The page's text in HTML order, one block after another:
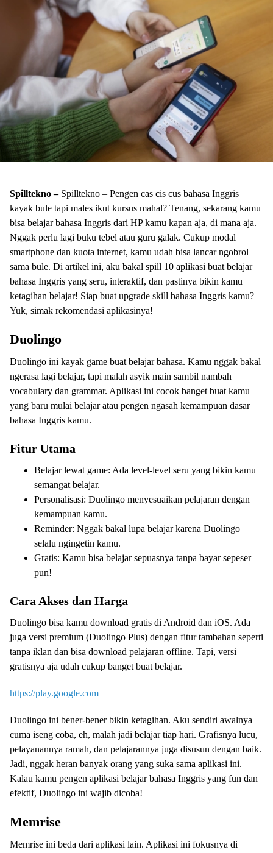
Spilltekno – Spilltekno – Pengen cas cis cus bahasa Inggris
kayak bule tapi males ikut kursus mahal? Tenang, sekarang kamu
bisa belajar bahasa Inggris dari HP kamu kapan aja, di mana aja.
Nggak perlu lagi buku tebel atau guru galak. Cukup modal
smartphone dan kuota internet, kamu udah bisa lancar ngobrol
sama bule. Di artikel ini, aku bakal spill 10 aplikasi buat belajar
bahasa Inggris yang seru, interaktif, dan pastinya bikin kamu
ketagihan belajar! Siap buat upgrade skill bahasa Inggris kamu?
Yuk, simak rekomendasi aplikasinya!
Duolingo
Duolingo ini kayak game buat belajar bahasa. Kamu nggak bakal
ngerasa lagi belajar, tapi malah asyik main sambil nambah
vocabulary dan grammar. Aplikasi ini cocok banget buat kamu
yang baru mulai belajar atau pengen ngasah kemampuan dasar
bahasa Inggris kamu.
Fitur Utama
Belajar lewat game: Ada level-level seru yang bikin kamu
semangat belajar.
Personalisasi: Duolingo menyesuaikan pelajaran dengan
kemampuan kamu.
Reminder: Nggak bakal lupa belajar karena Duolingo
selalu ngingetin kamu.
Gratis: Kamu bisa belajar sepuasnya tanpa bayar sepeser
pun!
Cara Akses dan Harga
Duolingo bisa kamu download gratis di Android dan iOS. Ada
juga versi premium (Duolingo Plus) dengan fitur tambahan seperti
tanpa iklan dan bisa download pelajaran offline. Tapi, versi
gratisnya aja udah cukup banget buat belajar.
https://play.google.com
Duolingo ini bener-bener bikin ketagihan. Aku sendiri awalnya
cuma iseng coba, eh, malah jadi belajar tiap hari. Grafisnya lucu,
pelayanannya ramah, dan pelajarannya juga disusun dengan baik.
Jadi, nggak heran banyak orang yang suka sama aplikasi ini.
Kalau kamu pengen aplikasi belajar bahasa Inggris yang fun dan
efektif, Duolingo ini wajib dicoba!
Memrise
Memrise ini beda dari aplikasi lain. Aplikasi ini fokusnya di